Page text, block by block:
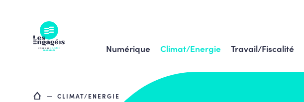
Numérique Climat/Energie Travail/Fiscalité
CLIMAT/ENERGIE